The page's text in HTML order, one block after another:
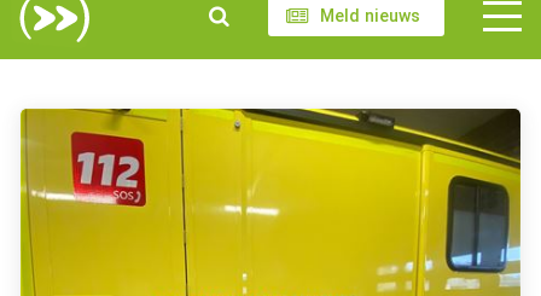
Meld nieuws